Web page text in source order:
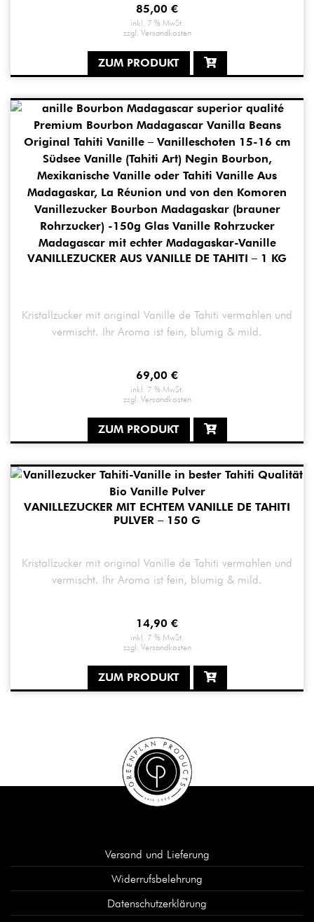
85,00 €
inkl. 7 % MwSt.
zzgl. Versandkosten
ZUM PRODUKT
VANILLEZUCKER AUS VANILLE DE TAHITI – 1 KG
Kristallzucker mit original Vanille de Tahiti vermahlen und
vermischt. Ihr Aroma ist fein, blumig & mild.
69,00 €
inkl. 7 % MwSt.
zzgl. Versandkosten
ZUM PRODUKT
VANILLEZUCKER MIT ECHTEM VANILLE DE TAHITI
PULVER – 150 G
Kristallzucker mit original Vanille de Tahiti vermahlen und
vermischt. Ihr Aroma ist fein, blumig & mild.
14,90 €
inkl. 7 % MwSt.
zzgl. Versandkosten
ZUM PRODUKT
Versand und Lieferung
Widerrufsbelehrung
Datenschutzerklärung